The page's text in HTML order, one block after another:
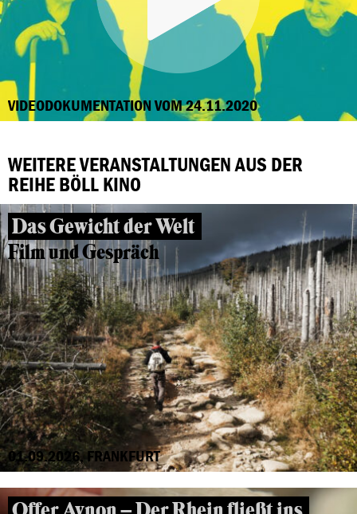
VIDEODOKUMENTATION VOM 24.11.2020
WEITERE VERANSTALTUNGEN AUS DER
REIHE BÖLL KINO
Das Gewicht der Welt
Film und Gespräch
01.09.2026, FRANKFURT